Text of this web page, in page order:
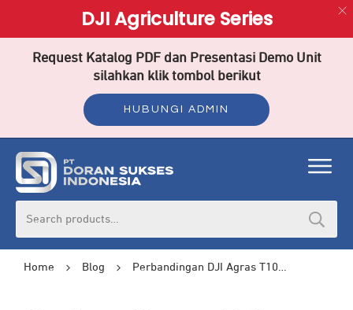
Home Blog Perbandingan DJI Agras T100 vs T50: Mana yang Lebih Baik?
DJI Agriculture Series
Request Katalog PDF dan Presentasi Demo Unit
silahkan klik tombol berikut
HUBUNGI ADMIN